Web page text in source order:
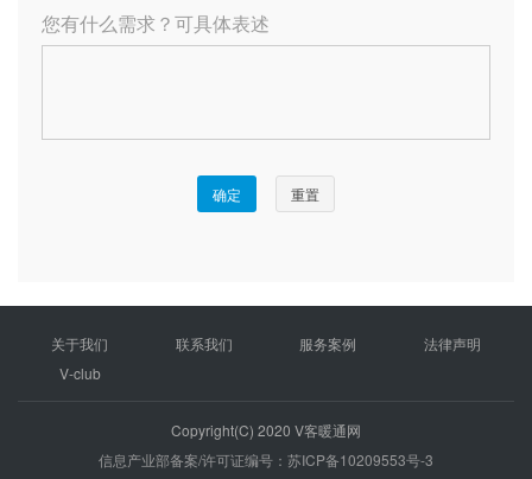
关于我们 联系我们 服务案例
法律声明
V-club
Copyright(C) 2020 V客暖通网
信息产业部备案/许可证编号：苏ICP备10209553号-3